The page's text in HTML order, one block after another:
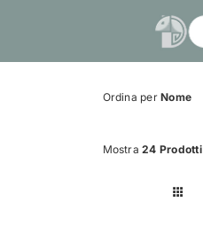
Ordina perNome
Mostra24 Prodotti